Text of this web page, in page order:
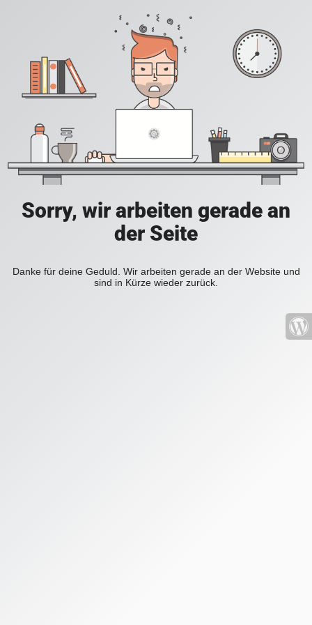
Sorry, wir arbeiten gerade an
der Seite
Danke für deine Geduld. Wir arbeiten gerade an der Website und
sind in Kürze wieder zurück.